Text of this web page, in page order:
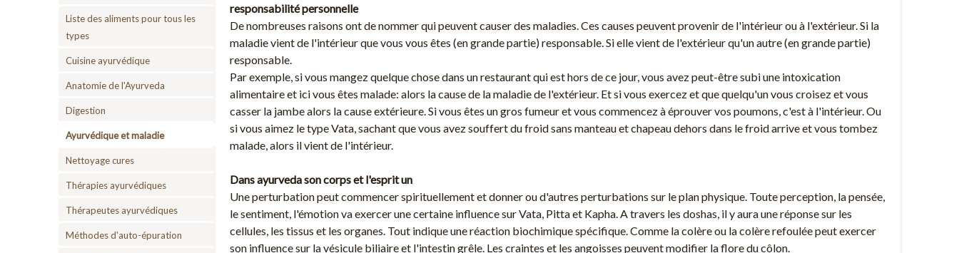
Liste des aliments pour tous les
types
Cuisine ayurvédique
Anatomie de l'Ayurveda
Digestion
Ayurvédique et maladie
Nettoyage cures
Thérapies ayurvédiques
Thérapeutes ayurvédiques
Méthodes d'auto-épuration
responsabilité personnelle
De nombreuses raisons ont de nommer qui peuvent causer des maladies. Ces causes peuvent provenir de l'intérieur ou à l'extérieur. Si la
maladie vient de l'intérieur que vous vous êtes (en grande partie) responsable. Si elle vient de l'extérieur qu'un autre (en grande partie)
responsable.
Par exemple, si vous mangez quelque chose dans un restaurant qui est hors de ce jour, vous avez peut-être subi une intoxication
alimentaire et ici vous êtes malade: alors la cause de la maladie de l'extérieur. Et si vous exercez et que quelqu'un vous croisez et vous
casser la jambe alors la cause extérieure. Si vous êtes un gros fumeur et vous commencez à éprouver vos poumons, c'est à l'intérieur. Ou
si vous aimez le type Vata, sachant que vous avez souffert du froid sans manteau et chapeau dehors dans le froid arrive et vous tombez
malade, alors il vient de l'intérieur.
Dans ayurveda son corps et l'esprit un
Une perturbation peut commencer spirituellement et donner ou d'autres perturbations sur le plan physique. Toute perception, la pensée,
le sentiment, l'émotion va exercer une certaine influence sur Vata, Pitta et Kapha. A travers les doshas, ​​il y aura une réponse sur les
cellules, les tissus et les organes. Tout indique une réaction biochimique spécifique. Comme la colère ou la colère refoulée peut exercer
son influence sur la vésicule biliaire et l'intestin grêle. Les craintes et les angoisses peuvent modifier la flore du côlon.